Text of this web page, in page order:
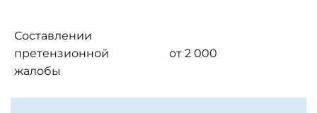
Составлении
претензионной
жалобы
от 2 000